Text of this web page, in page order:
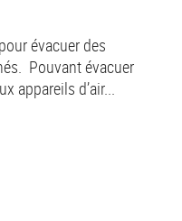
évacuer des
Pouvant évacuer
appareils d’air...